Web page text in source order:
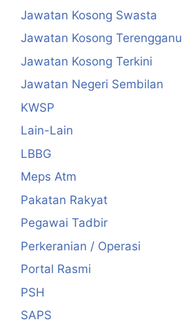
Jawatan Kosong Swasta
Jawatan Kosong Terengganu
Jawatan Kosong Terkini
Jawatan Negeri Sembilan
KWSP
Lain-Lain
LBBG
Meps Atm
Pakatan Rakyat
Pegawai Tadbir
Perkeranian / Operasi
Portal Rasmi
PSH
SAPS